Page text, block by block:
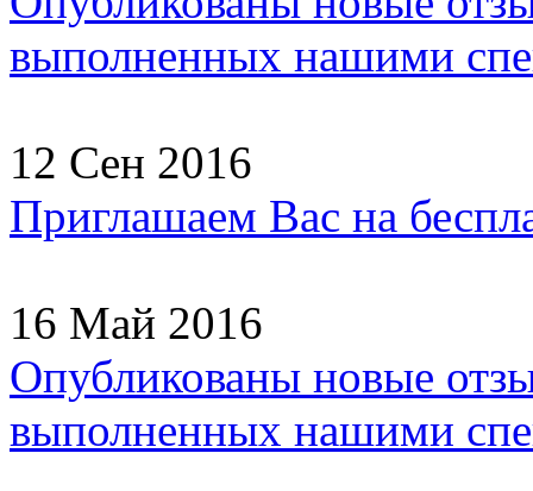
выполненных нашими
12 Сен 2016
Приглашаем Вас на
16 Май 2016
Опубликованы новые
выполненных нашими